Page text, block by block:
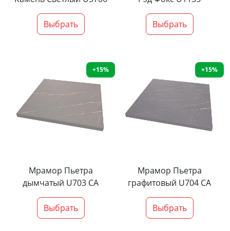
Выбрать Выбрать
+15%
Мрамор Пьетра
дымчатый U703 CA
Выбрать
+15%
Мрамор Пьетра
графитовый U704 CA
Выбрать